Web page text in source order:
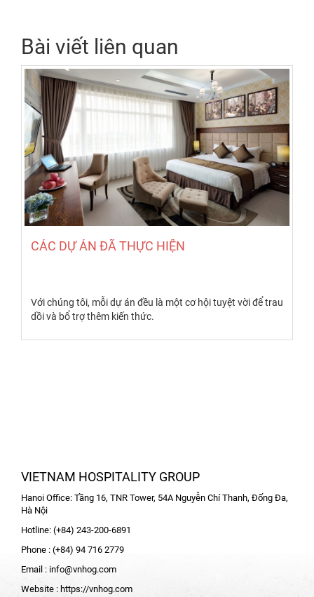
Bài viết liên quan
CÁC DỰ ÁN ĐÃ THỰC HIỆN
Với chúng tôi, mỗi dự án đều là một cơ hội tuyệt vời để trau
dồi và bổ trợ thêm kiến thức.
VIETNAM HOSPITALITY GROUP
Hanoi Office: Tầng 16, TNR Tower, 54A Nguyễn Chí Thanh, Đống Đa,
Hà Nội
Hotline: (+84) 243-200-6891
Phone : (+84) 94 716 2779
Email : info@vnhog.com
Website : https://vnhog.com